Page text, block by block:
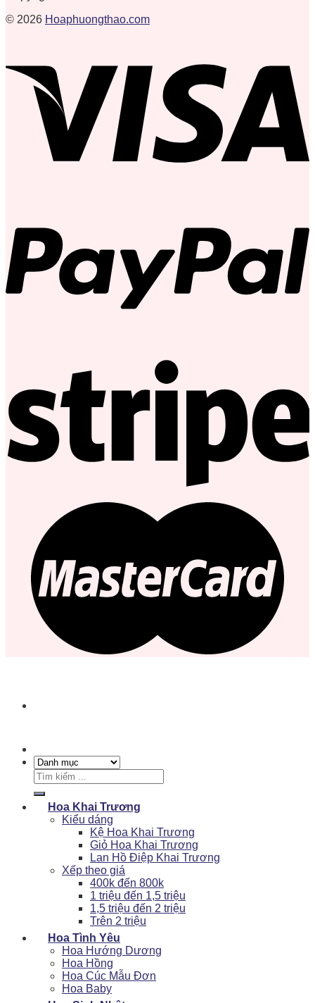
© 2026 Hoaphuongthao.com
Tìm
kiếm:
Hoa Khai Trương
Kiểu dáng
Kệ Hoa Khai Trương
Giỏ Hoa Khai Trương
Lan Hồ Điệp Khai Trương
Xếp theo giá
400k đến 800k
1 triệu đến 1,5 triệu
1,5 triệu đến 2 triệu
Trên 2 triệu
Hoa Tình Yêu
Hoa Hướng Dương
Hoa Hồng
Hoa Cúc Mẫu Đơn
Hoa Baby